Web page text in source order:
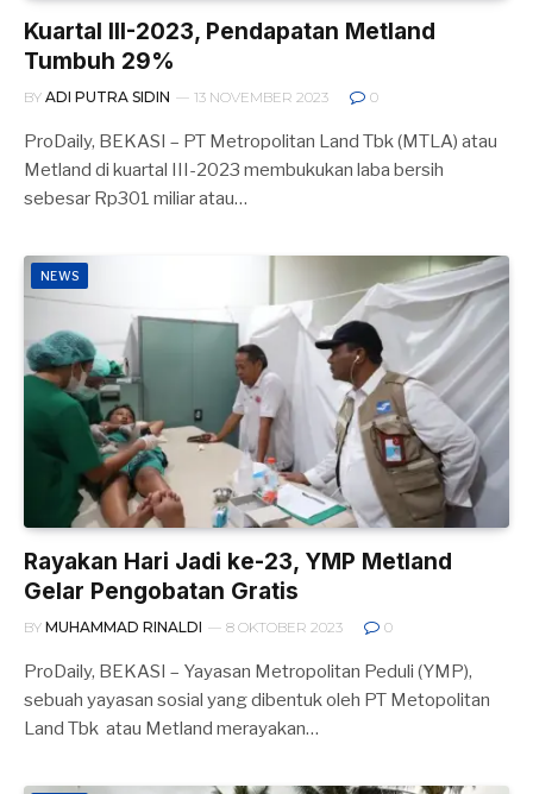
Kuartal III-2023, Pendapatan Metland
Tumbuh 29%
BY ADI PUTRA SIDIN 13 NOVEMBER 2023 0
ProDaily, BEKASI – PT Metropolitan Land Tbk (MTLA) atau
Metland di kuartal III-2023 membukukan laba bersih
sebesar Rp301 miliar atau…
NEWS
Rayakan Hari Jadi ke-23, YMP Metland
Gelar Pengobatan Gratis
BY MUHAMMAD RINALDI 8 OKTOBER 2023 0
ProDaily, BEKASI – Yayasan Metropolitan Peduli (YMP),
sebuah yayasan sosial yang dibentuk oleh PT Metopolitan
Land Tbk atau Metland merayakan…